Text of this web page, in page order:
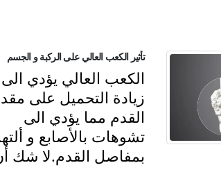
تأثير الكعب العالي على الركبة و الجسم
الكعب العالي يؤدي الى
زيادة التحميل على
القدم مما يؤدي الى
تشوهات بالأصابع و
بمفاصل القدم.لا شك